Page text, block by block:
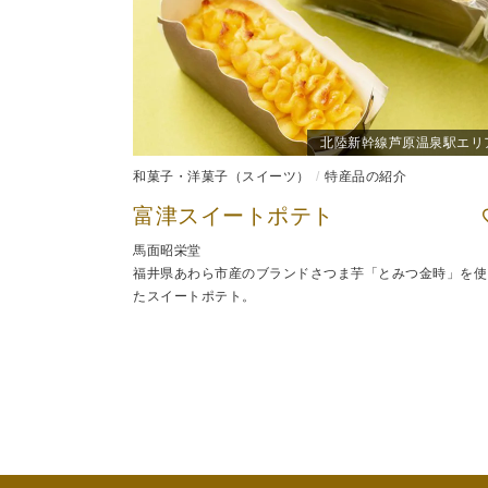
北陸新幹線芦原温泉駅エリ
和菓子・洋菓子（スイーツ） 特産品の紹介
富津スイートポテト
馬面昭栄堂
福井県あわら市産のブランドさつま芋「とみつ金時」を
たスイートポテト。